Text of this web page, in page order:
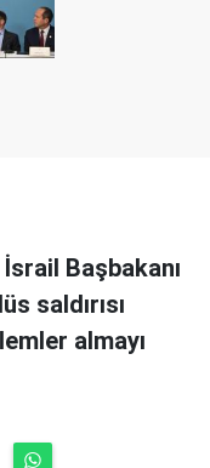
Başbakanı
saldırısı
almayı